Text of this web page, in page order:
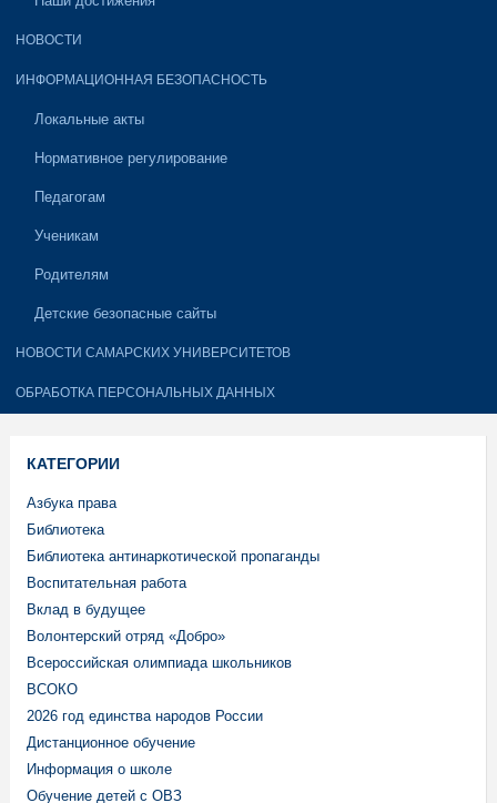
НОВОСТИ
ИНФОРМАЦИОННАЯ БЕЗОПАСНОСТЬ
Локальные акты
Нормативное регулирование
Педагогам
Ученикам
Родителям
Детские безопасные сайты
НОВОСТИ САМАРСКИХ УНИВЕРСИТЕТОВ
ОБРАБОТКА ПЕРСОНАЛЬНЫХ ДАННЫХ
КАТЕГОРИИ
Азбука права
Библиотека
Библиотека антинаркотической пропаганды
Воспитательная работа
Вклад в будущее
Волонтерский отряд «Добро»
Всероссийская олимпиада школьников
ВСОКО
2026 год единства народов России
Дистанционное обучение
Информация о школе
Обучение детей с ОВЗ